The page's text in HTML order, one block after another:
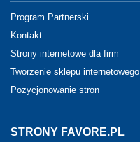
Program Partnerski
Kontakt
Strony internetowe dla firm
Tworzenie sklepu internetowego
Pozycjonowanie stron
STRONY FAVORE.PL